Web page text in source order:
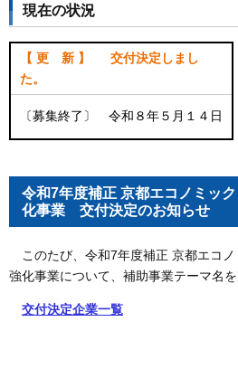
現在の状況
【 更 新 】 交付決定しまし
た。
〔募集終了〕 令和８年５月１４日
令和7年度補正 京都エコノミッ
化事業 交付決定のお知らせ
このたび、令和7年度補正 京都エコ
強化事業について、補助事業テーマ名
交付決定企業一覧